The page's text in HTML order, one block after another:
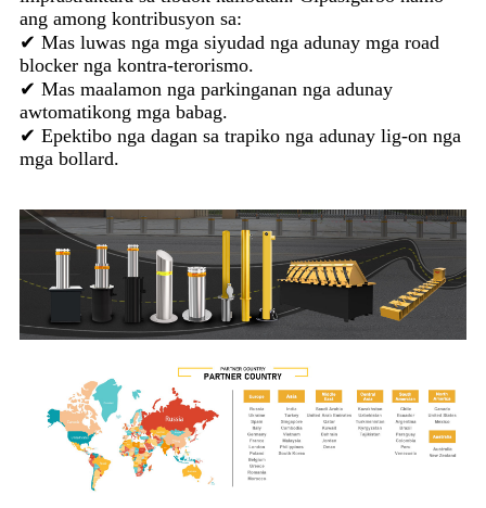
ang among kontribusyon sa:
✔ Mas luwas nga mga siyudad nga adunay mga road
blocker nga kontra-terorismo.
✔ Mas maalamon nga parkinganan nga adunay
awtomatikong mga babag.
✔ Epektibo nga dagan sa trapiko nga adunay lig-on nga
mga bollard.